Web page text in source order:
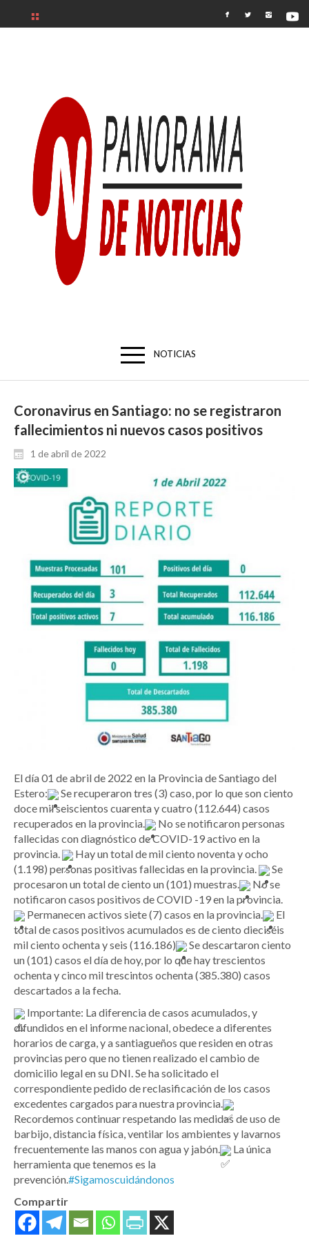
NOTICIAS
Coronavirus en Santiago: no se registraron
fallecimientos ni nuevos casos positivos
1 de abril de 2022
El día 01 de abril de 2022 en la Provincia de Santiago del
Estero:
Se recuperaron tres (3) caso, por lo que son ciento
doce mil seiscientos cuarenta y cuatro (112.644) casos
recuperados en la provincia.
No se notificaron personas
fallecidas con diagnóstico de COVID-19 activo en la
provincia.
Hay un total de mil ciento noventa y ocho
(1.198) personas positivas fallecidas en la provincia.
Se
procesaron un total de ciento un (101) muestras.
No se
notificaron casos positivos de COVID -19 en la provincia.
Permanecen activos siete (7) casos en la provincia.
El
total de casos positivos acumulados es de ciento dieciséis
mil ciento ochenta y seis (116.186)
Se descartaron ciento
un (101) casos el día de hoy, por lo que hay trescientos
ochenta y cinco mil trescintos ochenta (385.380) casos
descartados a la fecha.
Importante: La diferencia de casos acumulados, y
difundidos en el informe nacional, obedece a diferentes
horarios de carga, y a santiagueños que residen en otras
provincias pero que no tienen realizado el cambio de
domicilio legal en su DNI. Se ha solicitado el
correspondiente pedido de reclasificación de los casos
excedentes cargados para nuestra provincia.
Recordemos continuar respetando las medidas de uso de
barbijo, distancia física, ventilar los ambientes y lavarnos
frecuentemente las manos con agua y jabón.
La única
herramienta que tenemos es la
prevención.#Sigamoscuidándonos
Compartir